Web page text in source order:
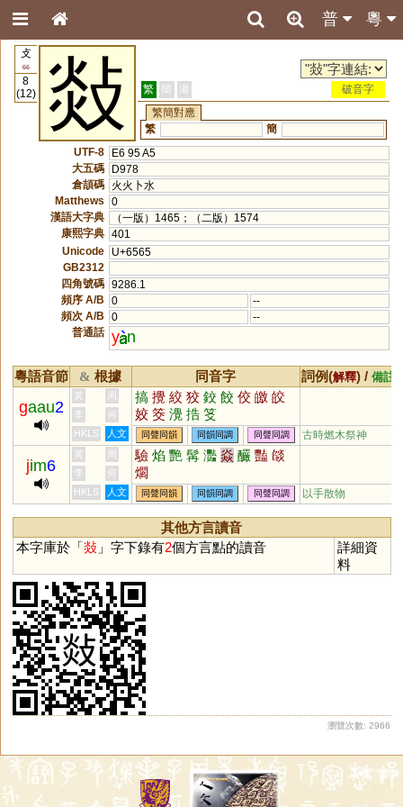
粵
普
攴
66
8
(12)
敥 繁 簡 港
破音字
繁簡對應
繁
簡
UTF-8
E6 95 A5
大五碼
D978
倉頡碼
火火卜水
Matthews
0
漢語大字典
（一版）1465；（二版）1574
康熙字典 401
Unicode
U+6565
GB2312
四角號碼 9286.1
頻序 A/B
0
--
頻次 A/B
0
--
普通話 y n
粵語音節 & 根據 同音字 詞例(解釋) / 備註
gaau2
黃 周 搞 攪 絞 狡 鉸 餃 佼 皦 皎
姣 筊 灚 捁 笅
李
何
HKLS
人文 同聲同韻 同韻同調 同聲同調 古時燃木祭神
jim6
黃 周 驗 焰 艷 髯 灩 焱 釅 豔 燄
爓
李
何
HKLS
人文 同聲同韻 同韻同調 同聲同調 以手散物
其他方言讀音
本字庫於「 敥 」字下錄有2個方言點的讀音
詳細資
料
瀏覽次數: 2966